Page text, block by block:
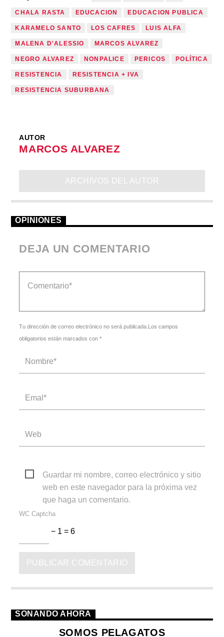
CHALA RASTA EDUCACION EDUCACION PUBLICA
KARAMELO SANTO LOS CAFRES LUIS ALFA
MALENA D'ALESSIO MARCOS ALVAREZ
NEGRO ALVAREZ NONPALICE PERICOS POLÍTICA
RESISTENCIA RESISTENCIA + IVA
RESISTENCIA SUBURBANA
AUTOR
MARCOS ALVAREZ
ARCHIVOS DEL AUTOR
OPINIONES
DEJA UN COMENTARIO
Tu dirección de correo electrónico no será publicada.Los campos
obligatorios están marcados con *
Guardar mi nombre, correo electrónico y sitio
web en este navegador para la próxima vez
que haga un comentario.
WC Captcha
− 1 = 6
SONANDO AHORA
SOMOS PELAGATOS